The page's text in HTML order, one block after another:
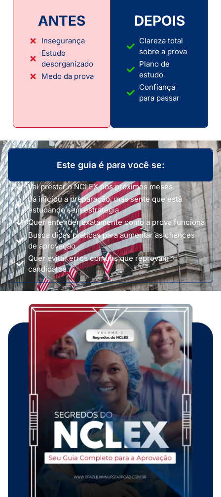
ANTES
Insegurança
Estudo
desorganizado
Medo da prova
DEPOIS
Clareza total
sobre a prova
Plano de
estudo
Confiança
para passar
Este guia é para você se:
Vai prestar o NCLEX nos próximos meses
Já iniciou a preparação, mas sente que está
estudando sem estratégia
Quer entender exatamente como a prova funciona
Busca dicas práticas para aumentar as chances
de aprovação
Quer evitar erros comuns que reprovam
candidatos